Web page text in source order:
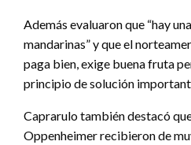
Además evaluaron que “hay
mandarinas” y que el
paga bien, exige buena fruta
principio de solución
Caprarulo también destacó
Oppenheimer recibieron de